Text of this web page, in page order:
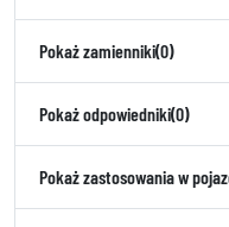
Pokaż zamienniki(0)
Pokaż odpowiedniki(0)
Pokaż zastosowania w